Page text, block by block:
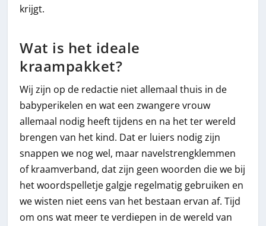
krijgt.
Wat is het ideale
kraampakket?
Wij zijn op de redactie niet allemaal thuis in de
babyperikelen en wat een zwangere vrouw
allemaal nodig heeft tijdens en na het ter wereld
brengen van het kind. Dat er luiers nodig zijn
snappen we nog wel, maar navelstrengklemmen
of kraamverband, dat zijn geen woorden die we bij
het woordspelletje galgje regelmatig gebruiken en
we wisten niet eens van het bestaan ervan af. Tijd
om ons wat meer te verdiepen in de wereld van